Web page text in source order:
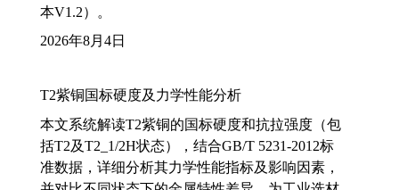
本V1.2）。
2026年8月4日
T2紫铜国标硬度及力学性能分析
本文系统解读T2紫铜的国标硬度和抗拉强度（包
括T2及T2_1/2H状态），结合GB/T 5231-2012标
准数据，详细分析其力学性能指标及影响因素，